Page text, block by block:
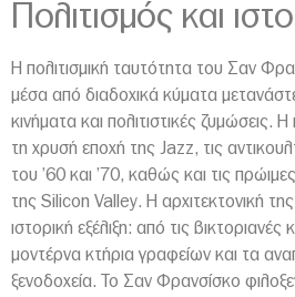
Πολιτισμός και
Η πολιτισμική ταυτότητα του Σαν
μέσα από διαδοχικά κύματα
κινήματα και πολιτιστικές ζυμώσεις.
τη χρυσή εποχή της Jazz, τις
του ’60 και ’70, καθώς και τις
της Silicon Valley. Η αρχιτεκτονική της
ιστορική εξέλιξη: από τις βικτοριανές
μοντέρνα κτήρια γραφείων και τα
ξενοδοχεία. Το Σαν Φρανσίσκο